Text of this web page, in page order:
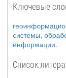
Ключевые
системы,
информации.
Список